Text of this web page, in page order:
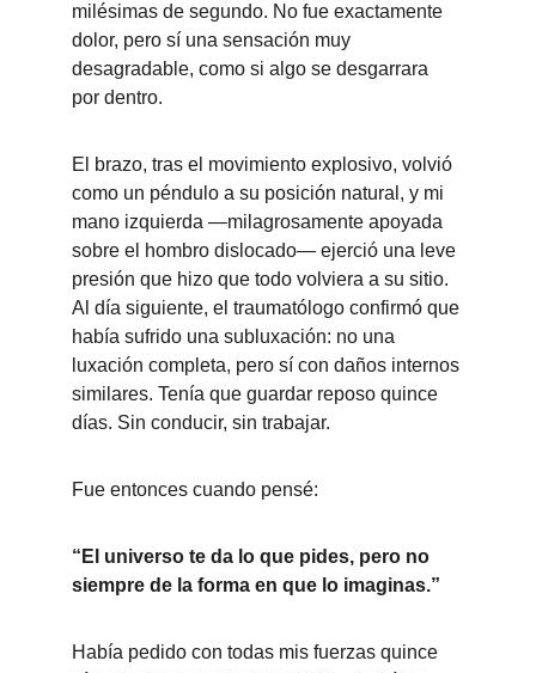
milésimas de segundo. No fue exactamente
dolor, pero sí una sensación muy
desagradable, como si algo se desgarrara
por dentro.
El brazo, tras el movimiento explosivo, volvió
como un péndulo a su posición natural, y mi
mano izquierda —milagrosamente apoyada
sobre el hombro dislocado— ejerció una leve
presión que hizo que todo volviera a su sitio.
Al día siguiente, el traumatólogo confirmó que
había sufrido una subluxación: no una
luxación completa, pero sí con daños internos
similares. Tenía que guardar reposo quince
días. Sin conducir, sin trabajar.
Fue entonces cuando pensé:
“El universo te da lo que pides, pero no
siempre de la forma en que lo imaginas.”
Había pedido con todas mis fuerzas quince